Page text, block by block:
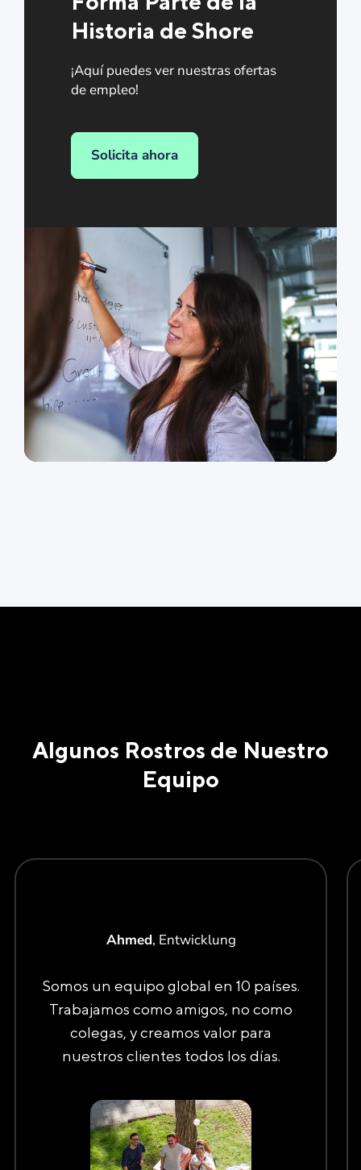
Historia de Shore
¡Aquí puedes ver nuestras ofertas
de empleo!
Solicita ahora
Algunos Rostros de Nuestro
Equipo
Ahmed, Entwicklung
Somos un equipo global en 10 países.
Trabajamos como amigos, no como
colegas, y creamos valor para
nuestros clientes todos los días.